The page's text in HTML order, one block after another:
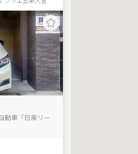
動車「日産リー